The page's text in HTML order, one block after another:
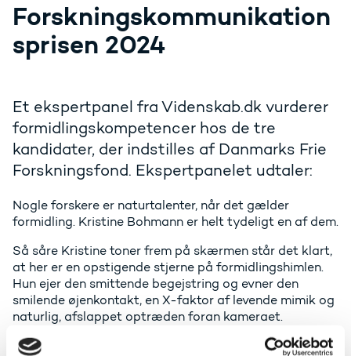
Forskningskommunikation
sprisen 2024
Et ekspertpanel fra Videnskab.dk vurderer
formidlingskompetencer hos de tre
kandidater, der indstilles af Danmarks Frie
Forskningsfond. Ekspertpanelet udtaler:
Nogle forskere er naturtalenter, når det gælder
formidling. Kristine Bohmann er helt tydeligt en af dem.
Så såre Kristine toner frem på skærmen står det klart,
at her er en opstigende stjerne på formidlingshimlen.
Hun ejer den smittende begejstring og evner den
smilende øjenkontakt, en X-faktor af levende mimik og
naturlig, afslappet optræden foran kameraet.
Samtidig er hun eminent til at afmystificere kompleks